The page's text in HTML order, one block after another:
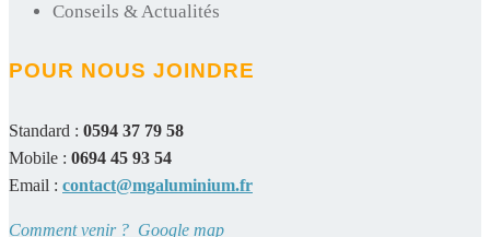
Conseils & Actualités
POUR NOUS JOINDRE
Standard : 0594 37 79 58
Mobile : 0694 45 93 54
Email : contact@mgaluminium.fr
Comment venir ? Google map